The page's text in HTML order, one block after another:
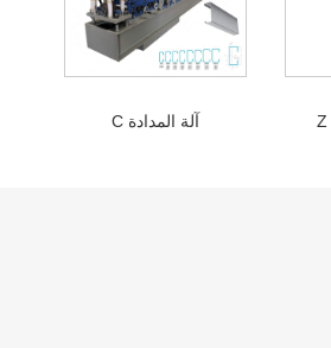
آلة المدادة C